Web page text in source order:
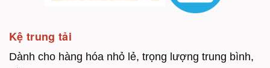
Kệ trung tải
Dành cho hàng hóa nhỏ lẻ, trọng lượng trung bình,